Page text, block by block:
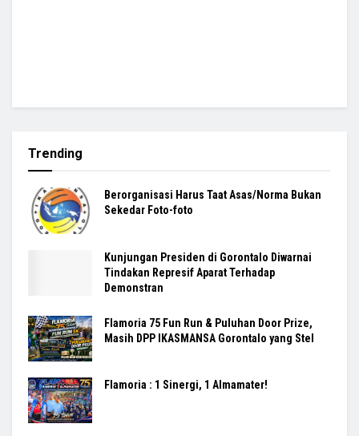
Trending
Berorganisasi Harus Taat Asas/Norma Bukan
Sekedar Foto-foto
Kunjungan Presiden di Gorontalo Diwarnai
Tindakan Represif Aparat Terhadap
Demonstran
Flamoria 75 Fun Run & Puluhan Door Prize,
Masih DPP IKASMANSA Gorontalo yang Stel
Flamoria : 1 Sinergi, 1 Almamater!